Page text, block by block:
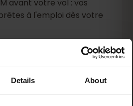
Details About
avant votre vol : vos
à l'emploi dès votre